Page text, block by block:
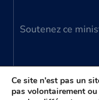
Soutenez ce
Ce site n'est pas un
pas volontairement